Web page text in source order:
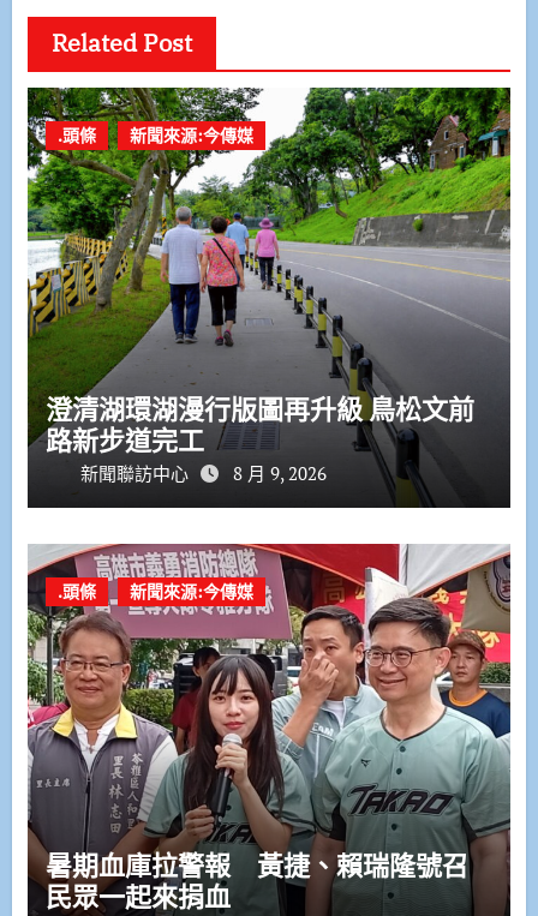
Related Post
.頭條 新聞來源:今傳媒
澄清湖環湖漫行版圖再升級 鳥松文前
路新步道完工
新聞聯訪中心 8 月 9, 2026
.頭條 新聞來源:今傳媒
暑期血庫拉警報 黃捷、賴瑞隆號召
民眾一起來捐血